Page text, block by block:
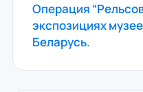
Операция
экспозициях
Беларусь.